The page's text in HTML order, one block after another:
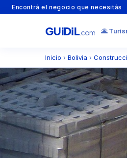
Encontrá el negocio que necesitás
GUiDiL.com 🌋
Inicio › Bolivia ›